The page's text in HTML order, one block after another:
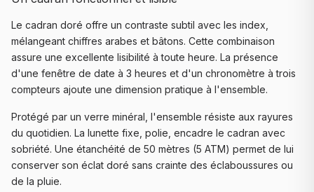
Le cadran doré offre un contraste subtil avec les index,
mélangeant chiffres arabes et bâtons. Cette combinaison
assure une excellente lisibilité à toute heure. La présence
d'une fenêtre de date à 3 heures et d'un chronomètre à trois
compteurs ajoute une dimension pratique à l'ensemble.
Protégé par un verre minéral, l'ensemble résiste aux rayures
du quotidien. La lunette fixe, polie, encadre le cadran avec
sobriété. Une étanchéité de 50 mètres (5 ATM) permet de lui
conserver son éclat doré sans crainte des éclaboussures ou
de la pluie.